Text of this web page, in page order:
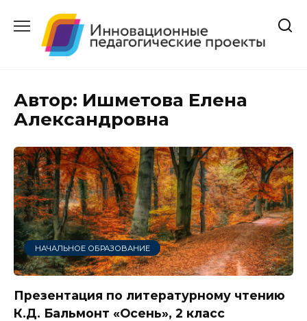
содержанию
Автор: Ишметова Елена
Александровна
НАЧАЛЬНОЕ ОБРАЗОВАНИЕ
Презентация по литературному чтению
К.Д. Бальмонт «Осень», 2 класс